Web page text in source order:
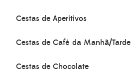
Cestas de Aperitivos
Cestas de Café da Manhã/Tarde
Cestas de Chocolate